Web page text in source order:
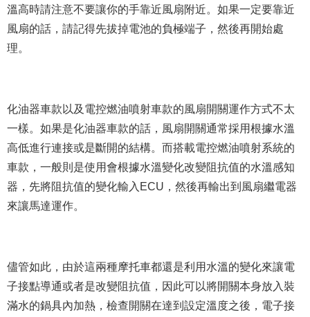
溫高時請注意不要讓你的手靠近風扇附近。如果一定要靠近
風扇的話，請記得先拔掉電池的負極端子，然後再開始處
理。
化油器車款以及電控燃油噴射車款的風扇開關運作方式不太
一樣。如果是化油器車款的話，風扇開關通常採用根據水溫
高低進行連接或是斷開的結構。而搭載電控燃油噴射系統的
車款，一般則是使用會根據水溫變化改變阻抗值的水溫感知
器，先將阻抗值的變化輸入ECU，然後再輸出到風扇繼電器
來讓馬達運作。
儘管如此，由於這兩種摩托車都還是利用水溫的變化來讓電
子接點導通或者是改變阻抗值，因此可以將開關本身放入裝
滿水的鍋具內加熱，檢查開關在達到設定溫度之後，電子接